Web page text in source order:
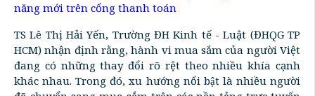
năng mới trên cổng thanh toán
TS Lê Thị Hải Yến, Trường ĐH Kinh tế - Luật (ĐHQG TP
HCM) nhận định rằng, hành vi mua sắm của người Việt
đang có những thay đổi rõ rệt theo nhiều khía cạnh
khác nhau. Trong đó, xu hướng nổi bật là nhiều người